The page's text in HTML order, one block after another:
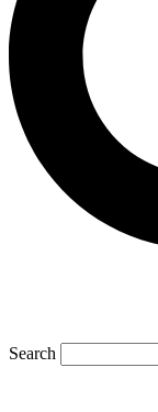
Search